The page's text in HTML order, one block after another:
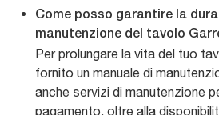
Come posso garantire la
manutenzione del tavolo
Per prolungare la vita del tuo
fornito un manuale di
anche servizi di manutenzione
pagamento, oltre alla